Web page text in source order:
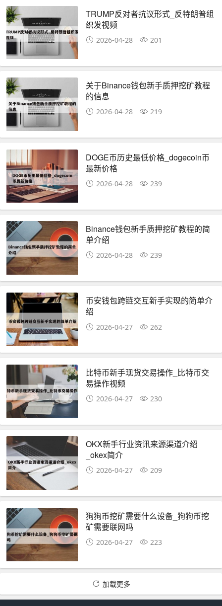
TRUMP反对者抗议形式_反特朗普组
织发视频
2026-04-28 201
关于Binance钱包新手质押挖矿教程
的信息
2026-04-28 219
DOGE币历史最低价格_dogecoin币
最新价格
2026-04-28 239
Binance钱包新手质押挖矿教程的简
单介绍
2026-04-28 239
币安钱包跨链交互新手实现的简单介
绍
2026-04-27 262
比特币新手现货交易操作_比特币交
易操作视频
2026-04-27 230
OKX新手行业资讯来源渠道介绍
_okex简介
2026-04-27 209
狗狗币挖矿需要什么设备_狗狗币挖
矿需要联网吗
2026-04-27 223
加载更多